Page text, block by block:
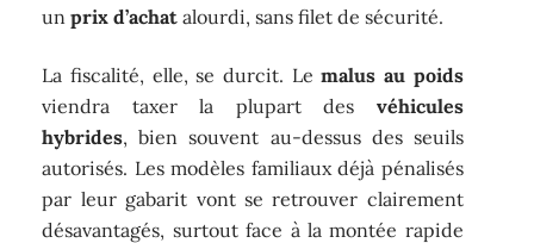
unprix d’achat alourdi, sans filet de sécurité.
La fiscalité, elle, se durcit. Lemalus au poids
viendra taxer la plupart des véhicules
hybrides, bien souvent au-dessus des seuils
autorisés. Les modèles familiaux déjà pénalisés
par leur gabarit vont se retrouver clairement
désavantagés, surtout face à la montée rapide